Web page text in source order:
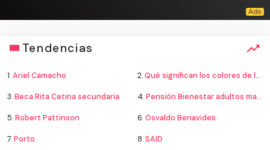
Tendencias
1.Ariel Camacho 2.Qué significan los colores de la bandera
3.Beca Rita Cetina secundaria 4.Pensión Bienestar adultos mayores
5.Robert Pattinson 6.Osvaldo Benavides
7.Porto 8.SAID